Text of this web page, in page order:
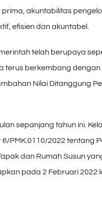
akuntabilitas
efisien dan akuntabel.
telah berupaya
berkembang dengan
Nilai Ditanggung
sepanjang tahun ini.
PMK.0110/2022 tentang
dan Rumah Susun
pada 2 Februari 2022